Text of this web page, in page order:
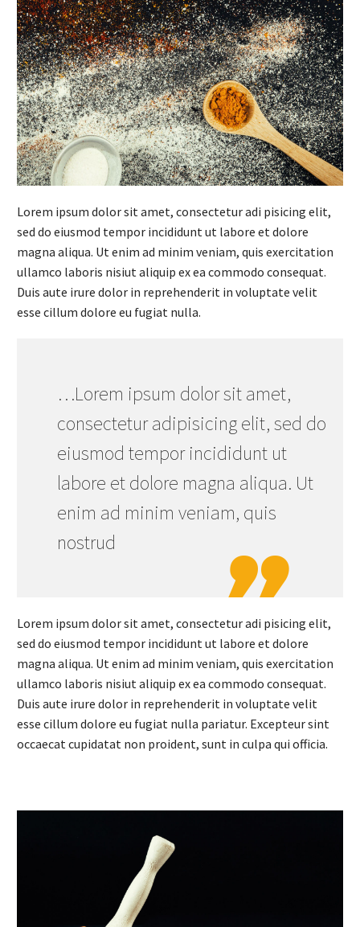
Lorem ipsum dolor sit amet, consectetur adi pisicing elit,
sed do eiusmod tempor incididunt ut labore et dolore
magna aliqua. Ut enim ad minim veniam, quis exercitation
ullamco laboris nisiut aliquip ex ea commodo consequat.
Duis aute irure dolor in reprehenderit in voluptate velit
esse cillum dolore eu fugiat nulla.
…Lorem ipsum dolor sit amet,
consectetur adipisicing elit, sed do
eiusmod tempor incididunt ut
labore et dolore magna aliqua. Ut
enim ad minim veniam, quis
nostrud
Lorem ipsum dolor sit amet, consectetur adi pisicing elit,
sed do eiusmod tempor incididunt ut labore et dolore
magna aliqua. Ut enim ad minim veniam, quis exercitation
ullamco laboris nisiut aliquip ex ea commodo consequat.
Duis aute irure dolor in reprehenderit in voluptate velit
esse cillum dolore eu fugiat nulla pariatur. Excepteur sint
occaecat cupidatat non proident, sunt in culpa qui officia.